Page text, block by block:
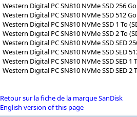
Western Digital PC SN810 NVMe SSD 256 Go
Western Digital PC SN810 NVMe SSD 512 Go
Western Digital PC SN810 NVMe SSD 1 To
Western Digital PC SN810 NVMe SSD 2 To
Western Digital PC SN810 NVMe SSD SED
Western Digital PC SN810 NVMe SSD SED
Western Digital PC SN810 NVMe SSD SED 1
Western Digital PC SN810 NVMe SSD SED 2
Retour sur la fiche de la marque SanDisk
English version of this page